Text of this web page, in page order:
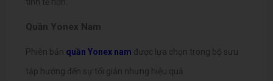
tinh tế hơn.
Quần Yonex Nam
Phiên bản quần Yonex nam được lựa chọn trong bộ sưu
tập hướng đến sự tối giản nhưng hiệu quả.